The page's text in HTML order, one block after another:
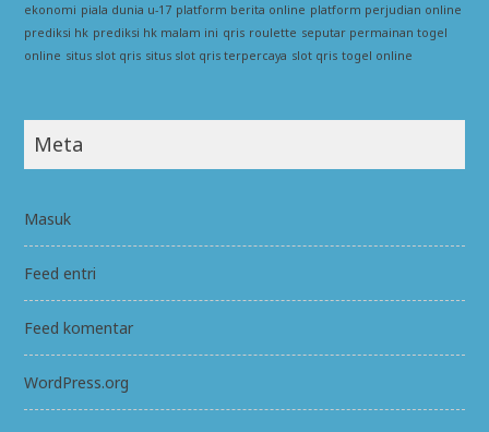
ekonomi piala dunia u-17 platform berita online platform perjudian online
prediksi hk prediksi hk malam ini qris roulette seputar permainan togel
online situs slot qris situs slot qris terpercaya slot qris togel online
Meta
Masuk
Feed entri
Feed komentar
WordPress.org